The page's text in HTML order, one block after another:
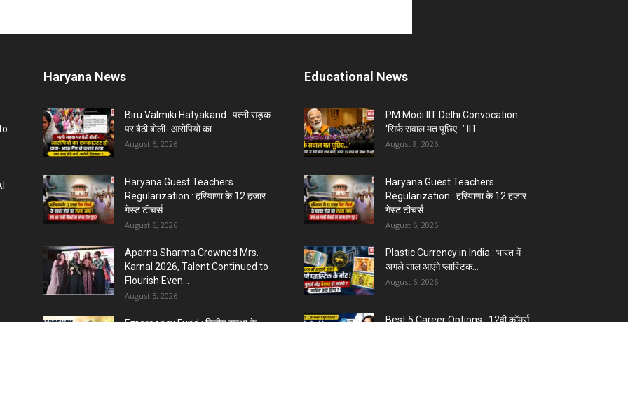
Haryana News
Biru Valmiki Hatyakand : पत्नी सड़क
पर बैठी बोली- आरोपियों का...
August 6, 2026
Haryana Guest Teachers
Regularization : हरियाणा के 12 हजार
गेस्ट टीचर्स...
August 6, 2026
Aparna Sharma Crowned Mrs.
Karnal 2026, Talent Continued to
Flourish Even...
August 5, 2026
Emergency Fund : वित्तीय सुरक्षा के
Educational News
PM Modi IIT Delhi Convocation :
‘सिर्फ सवाल मत पूछिए…’ IIT...
August 8, 2026
Haryana Guest Teachers
Regularization : हरियाणा के 12 हजार
गेस्ट टीचर्स...
August 6, 2026
Plastic Currency in India : भारत में
अगले साल आएंगे प्लास्टिक...
August 6, 2026
Best 5 Career Options : 12वीं कॉमर्स